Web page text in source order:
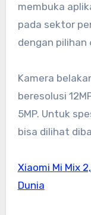
membuka
pada sektor
dengan pilihan
Kamera
beresolusi
5MP. Untuk
bisa dilihat
Xiaomi Mi Mix
Dunia